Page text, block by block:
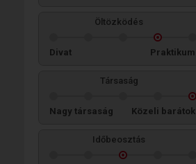
Öltözködés
Divat Praktikum
Társaság
Nagy társaság Közeli barátok
Időbeosztás